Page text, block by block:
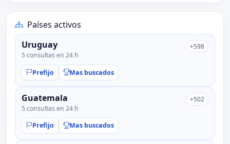
Países activos
Uruguay
5 consultas en 24 h
+598
Prefijo Mas buscados
Guatemala
5 consultas en 24 h
+502
Prefijo Mas buscados